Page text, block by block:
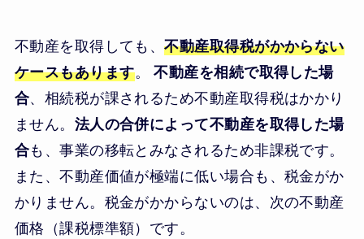
不動産を取得しても、不動産取得税がかからない
ケースもあります。
不動産を相続で取得した場
合、相続税が課されるため不動産取得税はかかり
ません。 法人の合併によって不動産を取得した場
合も、事業の移転とみなされるため非課税です。
また、不動産価値が極端に低い場合も、税金がか
かりません。税金がかからないのは、次の不動産
価格（課税標準額）です。